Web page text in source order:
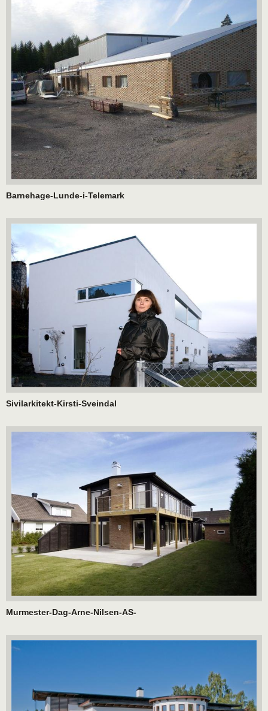
Barnehage-Lunde-i-Telemark
Sivilarkitekt-Kirsti-Sveindal
Murmester-Dag-Arne-Nilsen-AS-